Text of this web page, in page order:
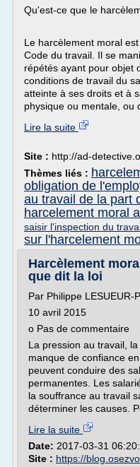
Qu'est-ce que le
Le harcèlement moral
Code du travail. Il se
répétés ayant pour objet
conditions de travail du
atteinte à ses droits et à
physique ou mentale, ou
Lire la suite
Site : http://ad-
Thèmes liés :
obligation de
au travail de la part
harcelement moral
saisir l'inspection du
sur l'harcelement
Harcèlement
que dit la loi
Par Philippe LESUEUR-
10 avril 2015
o Pas de commentaire
La pression au travail,
manque de confiance
peuvent conduire des
permanentes. Les
la souffrance au travail
déterminer les causes.
Lire la suite
Date: 2017-03-31
Site : https://